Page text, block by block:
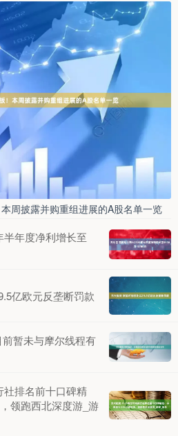
周披露并购重组进展的A股名单一览
半年度净利增长至
亿欧元反垄断罚款
暂未与摩尔线程有
社排名前十口碑精
领跑西北深度游_游